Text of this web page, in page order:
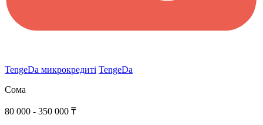
TengeDa микрокредиті TengeDa
Сома
80 000 - 350 000 ₸